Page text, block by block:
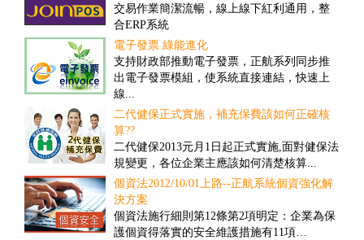
交易作業簡潔流暢，線上線下紅利通用，整
合ERP系統
電子發票 綠能進化
支持財政部推動電子發票，正航系列同步推
出電子發票模組，使系統直接連結，快速上
線...
二代健保正式實施，補充保費該如何正確核
算??
二代健保2013元月1日起正式實施,面對健保法
規變更，各位企業主應該如何清楚核算...
個資法2012/10/01上路--正航系統個資強化解
決方案
個資法施行細則第12條第2項明定：企業為保
護個資得落實的安全維護措施有11項…
為未來經濟發展的重要產業。然而，ERP技術
的引入，可推動物流業的發展、加速物流業
的改革與創新...
撿貨管理之解決方案
對一些客戶多、需求頻率高、送貨時間要求
高的公司而言，撿貨的速度和精確度往往具
有決定性的重要性...
盤點管理之解決方案
舊有的正航盤點流程雖然可提高效率，但卻
忽略經營面的問題，盤點人員在其中可以偷
工，因此易造成成本上的損失...
商品計算面積之管理解決方案
因應企業於商品管理需要以面積計算，來對
其客戶報價並依此作為庫存的管理，所制定